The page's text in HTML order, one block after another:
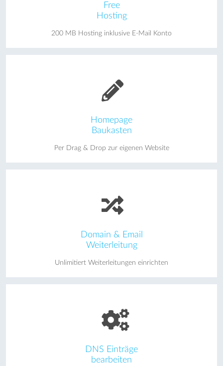
Free
Hosting
200 MB Hosting inklusive E-Mail Konto
Homepage
Baukasten
Per Drag & Drop zur eigenen Website
Domain & Email
Weiterleitung
Unlimitiert Weiterleitungen einrichten
DNS Einträge
bearbeiten